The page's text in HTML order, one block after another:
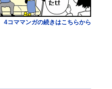
4コママンガの続きはこちらから